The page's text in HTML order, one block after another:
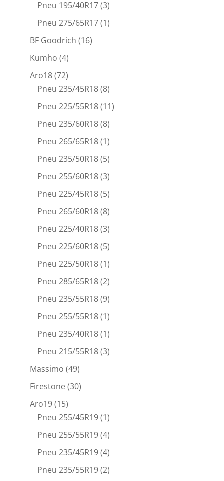
Pneu 195/40R17(3)
Pneu 275/65R17(1)
BF Goodrich (16)
Kumho (4)
Aro18(72)
Pneu 235/45R18(8)
Pneu 225/55R18(11)
Pneu 235/60R18(8)
Pneu 265/65R18(1)
Pneu 235/50R18(5)
Pneu 255/60R18(3)
Pneu 225/45R18(5)
Pneu 265/60R18(8)
Pneu 225/40R18(3)
Pneu 225/60R18(5)
Pneu 225/50R18(1)
Pneu 285/65R18(2)
Pneu 235/55R18(9)
Pneu 255/55R18(1)
Pneu 235/40R18(1)
Pneu 215/55R18(3)
Massimo (49)
Firestone(30)
Aro19(15)
Pneu 255/45R19(1)
Pneu 255/55R19(4)
Pneu 235/45R19(4)
Pneu 235/55R19(2)